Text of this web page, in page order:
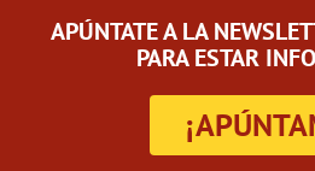
APÚNTATE A LA
PARA ESTAR